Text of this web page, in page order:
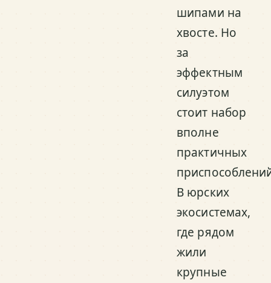
шипами на
хвосте. Но
за
эффектным
силуэтом
стоит набор
вполне
практичных
В юрских
экосистемах,
где рядом
жили
крупные